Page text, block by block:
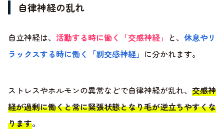
自律神経の乱れ
自立神経は、 活動する時に働く「交感神経」 と、 休息やリ
ラックスする時に働く「副交感神経」 に分かれます。
ストレスやホルモンの異常などで自律神経が乱れ、 交感神
経が過剰に働くと常に緊張状態となり毛が逆立ちやすくな
ります。